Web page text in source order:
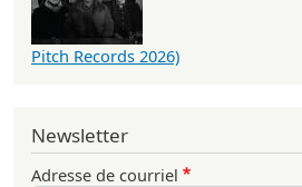
Pitch Records 2026)
Newsletter
Adresse de courriel